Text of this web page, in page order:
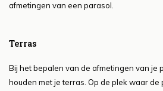
afmetingen van een parasol.
Terras
Bij het bepalen van de afmetingen van je
houden met je terras. Op de plek waar de